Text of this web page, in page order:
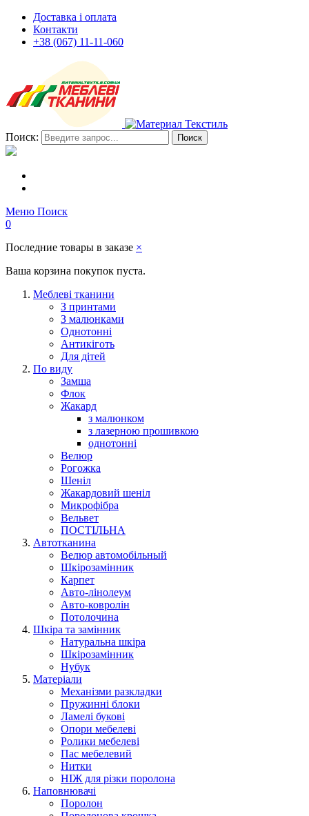
Доставка і оплата
Контакти
+38 (067) 11-11-060
Поиск: Поиск
Меню Поиск
0
Последние товары в заказе ×
Ваша корзина покупок пуста.
Меблеві тканини
З принтами
З малюнками
Однотонні
Антикіготь
Для дітей
По виду
Замша
Флок
Жакард
з малюнком
з лазерною прошивкою
однотонні
Велюр
Рогожка
Шеніл
Жакардовий шеніл
Микрофібра
Вельвет
ПОСТІЛЬНА
Автотканина
Велюр автомобільный
Шкірозамінник
Карпет
Авто-лінолеум
Авто-ковролін
Потолочина
Шкіра та замінник
Натуральна шкіра
Шкірозамінник
Нубук
Матеріали
Механізми разкладки
Пружинні блоки
Ламелі букові
Опори мебелеві
Ролики мебелеві
Пас мебелевий
Нитки
НІЖ для різки поролона
Наповнювачі
Поролон